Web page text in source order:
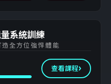
系統訓練
全方位強悍體能
查看課程